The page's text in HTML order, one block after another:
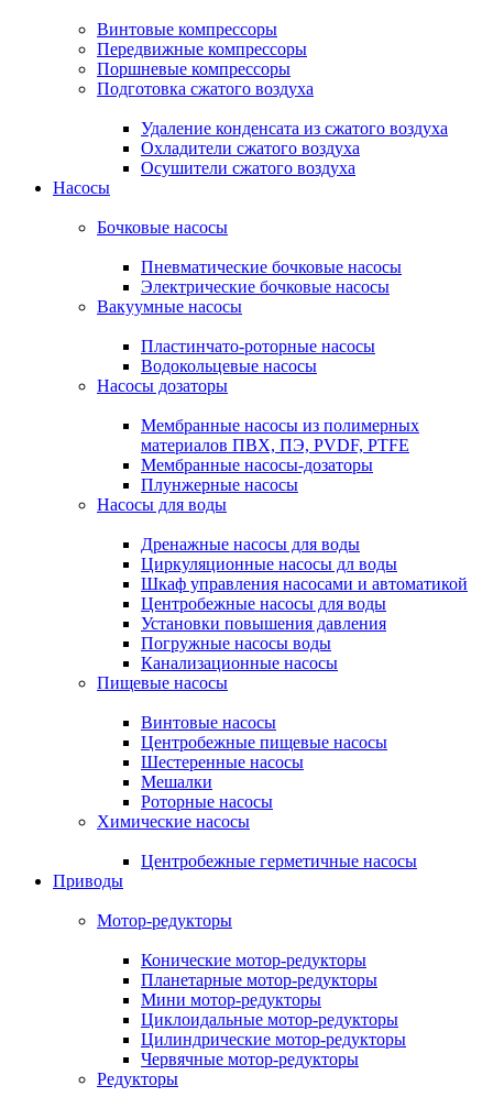
Винтовые компрессоры
Передвижные компрессоры
Поршневые компрессоры
Подготовка сжатого воздуха
Удаление конденсата из сжатого воздуха
Охладители сжатого воздуха
Осушители сжатого воздуха
Насосы
Бочковые насосы
Пневматические бочковые насосы
Электрические бочковые насосы
Вакуумные насосы
Пластинчато-роторные насосы
Водокольцевые насосы
Насосы дозаторы
Мембранные насосы из полимерных
материалов ПВХ, ПЭ, PVDF, PTFE
Мембранные насосы-дозаторы
Плунжерные насосы
Насосы для воды
Дренажные насосы для воды
Циркуляционные насосы дл воды
Шкаф управления насосами и автоматикой
Центробежные насосы для воды
Установки повышения давления
Погружные насосы воды
Канализационные насосы
Пищевые насосы
Винтовые насосы
Центробежные пищевые насосы
Шестеренные насосы
Мешалки
Роторные насосы
Химические насосы
Центробежные герметичные насосы
Приводы
Мотор-редукторы
Конические мотор-редукторы
Планетарные мотор-редукторы
Мини мотор-редукторы
Циклоидальные мотор-редукторы
Цилиндрические мотор-редукторы
Червячные мотор-редукторы
Редукторы